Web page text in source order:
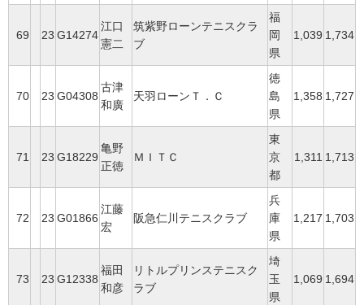
69 23 G14274
江口
憲二
筑紫野ローンテニスクラ
ブ
福
岡
県
1,039 1,734
70 23 G04308
古津
和廣
天羽ローンＴ．Ｃ
徳
島
県
1,358 1,727
71 23 G18229
亀野
正徳
ＭＩＴＣ
東
京
都
1,311 1,713
72 23 G01866
江藤
宏
阪急仁川テニスクラブ
兵
庫
県
1,217 1,703
73 23 G12338
福田
和彦
リトルプリンステニスク
ラブ
埼
玉
県
1,069 1,694